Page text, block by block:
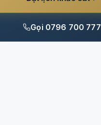
Gọi 0796 700 777